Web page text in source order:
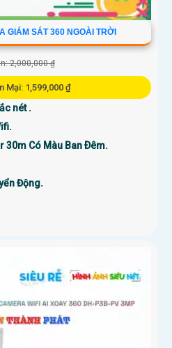
GIÁM SÁT 360 NGOÀI TRỜI
2,000,000 ₫
Mại: 1,599,000 ₫
nét .
30m Có Màu Ban Ðêm.
Động.